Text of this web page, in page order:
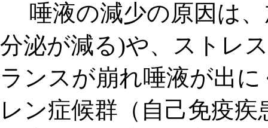
唾液の減少の原因は、
分泌が減る)や、
ストレス
ランスが崩れ唾液が出
レン症候群 （自己免疫